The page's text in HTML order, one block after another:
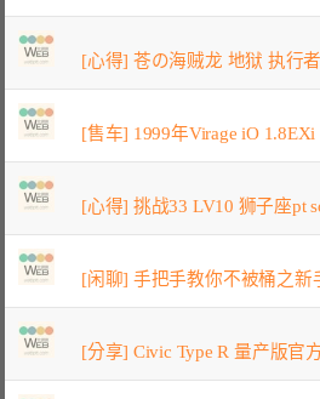
[心得] 苍の海贼龙 地狱 执行
[售车] 1999年Virage iO 1.8EXi
[心得] 挑战33 LV10 狮子座pt
[闲聊] 手把手教你不被桶之新
[分享] Civic Type R 量产版官